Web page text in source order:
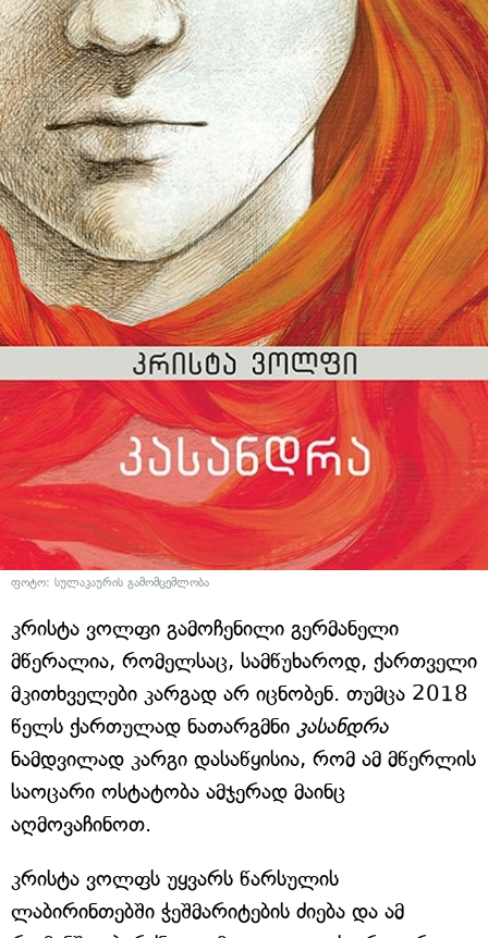
ფოტო: სულაკაურის გამომცემლობა
კრისტა ვოლფი გამოჩენილი გერმანელი
მწერალია, რომელსაც, სამწუხაროდ, ქართველი
მკითხველები კარგად არ იცნობენ. თუმცა 2018
წელს ქართულად ნათარგმნი კასანდრა
ნამდვილად კარგი დასაწყისია, რომ ამ მწერლის
საოცარი ოსტატობა ამჯერად მაინც
აღმოვაჩინოთ.
კრისტა ვოლფს უყვარს წარსულის
ლაბირინთებში ჭეშმარიტების ძიება და ამ